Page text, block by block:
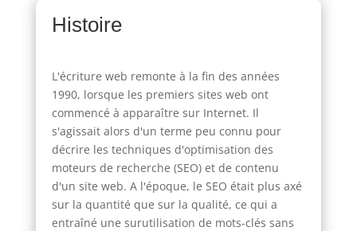
Histoire
L'écriture web remonte à la fin des années
1990, lorsque les premiers sites web ont
commencé à apparaître sur Internet. Il
s'agissait alors d'un terme peu connu pour
décrire les techniques d'optimisation des
moteurs de recherche (SEO) et de contenu
d'un site web. A l'époque, le SEO était plus axé
sur la quantité que sur la qualité, ce qui a
entraîné une surutilisation de mots-clés sans